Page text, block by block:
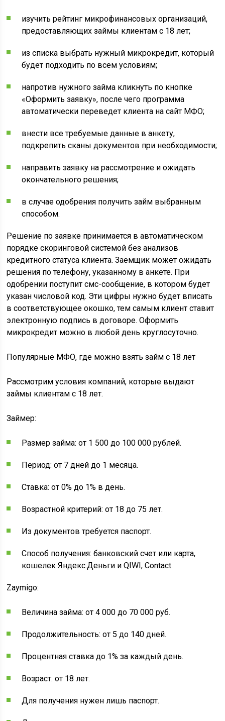
изучить рейтинг микрофинансовых организаций,
предоставляющих займы клиентам с 18 лет;
из списка выбрать нужный микрокредит, который
будет подходить по всем условиям;
напротив нужного займа кликнуть по кнопке
«Оформить заявку», после чего программа
автоматически переведет клиента на сайт МФО;
внести все требуемые данные в анкету,
подкрепить сканы документов при необходимости;
направить заявку на рассмотрение и ожидать
окончательного решения;
в случае одобрения получить займ выбранным
способом.
Решение по заявке принимается в автоматическом
порядке скоринговой системой без анализов
кредитного статуса клиента. Заемщик может ожидать
решения по телефону, указанному в анкете. При
одобрении поступит смс-сообщение, в котором будет
указан числовой код. Эти цифры нужно будет вписать
в соответствующее окошко, тем самым клиент ставит
электронную подпись в договоре. Оформить
микрокредит можно в любой день круглосуточно.
Популярные МФО, где можно взять займ с 18 лет
Рассмотрим условия компаний, которые выдают
займы клиентам с 18 лет.
Займер:
Размер займа: от 1 500 до 100 000 рублей.
Период: от 7 дней до 1 месяца.
Ставка: от 0% до 1% в день.
Возрастной критерий: от 18 до 75 лет.
Из документов требуется паспорт.
Способ получения: банковский счет или карта,
кошелек Яндекс.Деньги и QIWI, Contact.
Zaymigo:
Величина займа: от 4 000 до 70 000 руб.
Продолжительность: от 5 до 140 дней.
Процентная ставка до 1% за каждый день.
Возраст: от 18 лет.
Для получения нужен лишь паспорт.